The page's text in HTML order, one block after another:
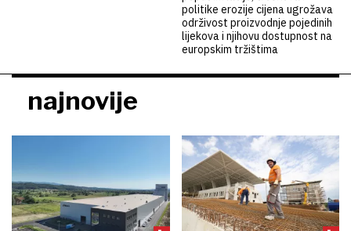
politike erozije cijena ugrožava
održivost proizvodnje pojedinih
lijekova i njihovu dostupnost na
europskim tržištima
najnovije